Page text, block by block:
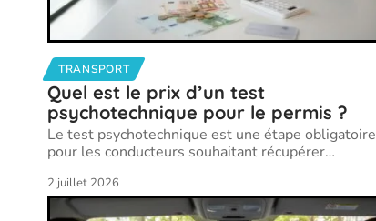
TRANSPORT
Quel est le prix d’un test
psychotechnique pour le permis ?
Le test psychotechnique est une étape obligatoire
pour les conducteurs souhaitant récupérer…
2 juillet 2026